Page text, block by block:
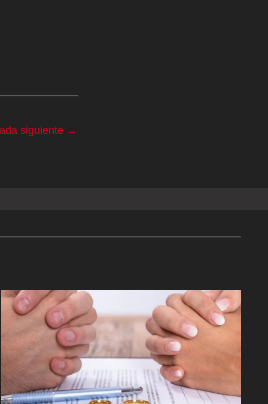
siguiente →